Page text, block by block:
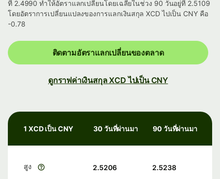
ที่ 2.4990 ทำให้อัตราแลกเปลี่ยนโดยเฉลี่ยในช่วง 90 วันอยู่ที่ 2.5109
โดยอัตราการเปลี่ยนแปลงของการแลกเงินสกุล XCD ไปเป็น CNY คือ
-0.78
ติดตามอัตราแลกเปลี่ยนของตลาด
ดูกราฟค่าเงินสกุล XCD ไปเป็น CNY
1 XCD เป็น CNY 30 วันที่ผ่านมา 90 วันที่ผ่านมา
สูง 2.5206 2.5238